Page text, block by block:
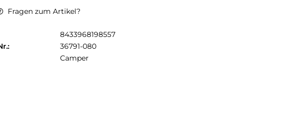
Fragen zum Artikel?
8433968198557
36791-080
Camper